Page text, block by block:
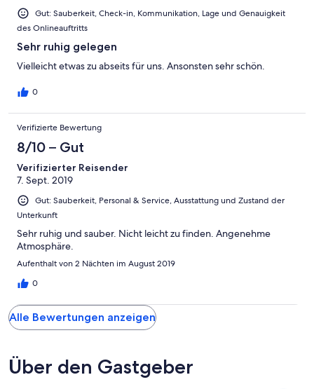
Gut: Sauberkeit, Check-in, Kommunikation, Lage und Genauigkeit
des Onlineauftritts
Sehr ruhig gelegen
Vielleicht etwas zu abseits für uns. Ansonsten sehr schön.
0
Verifizierte Bewertung
8/10 – Gut
Verifizierter Reisender
7. Sept. 2019
Gut: Sauberkeit, Personal & Service, Ausstattung und Zustand der
Unterkunft
Sehr ruhig und sauber. Nicht leicht zu finden. Angenehme
Atmosphäre.
Aufenthalt von 2 Nächten im August 2019
0
Alle Bewertungen anzeigen
Über den Gastgeber